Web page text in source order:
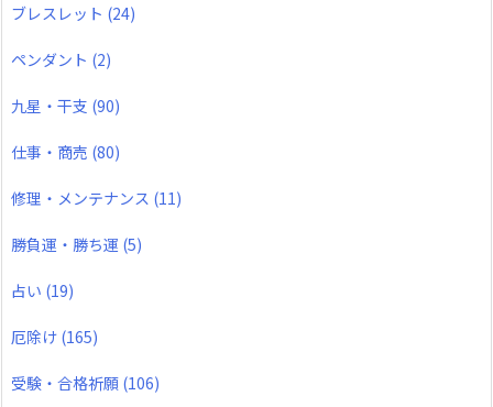
ブレスレット (24)
ペンダント (2)
九星・干支 (90)
仕事・商売 (80)
修理・メンテナンス (11)
勝負運・勝ち運 (5)
占い (19)
厄除け (165)
受験・合格祈願 (106)